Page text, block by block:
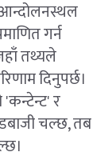
गर्न
तथ्यले
दिनुपर्छ।
र
चल्छ, तब